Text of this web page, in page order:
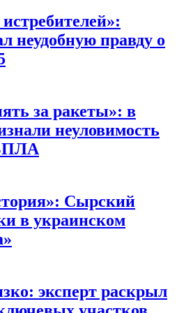
неудобную правду о
за ракеты»: в
неуловимость
Сырский
в украинском
эксперт раскрыл